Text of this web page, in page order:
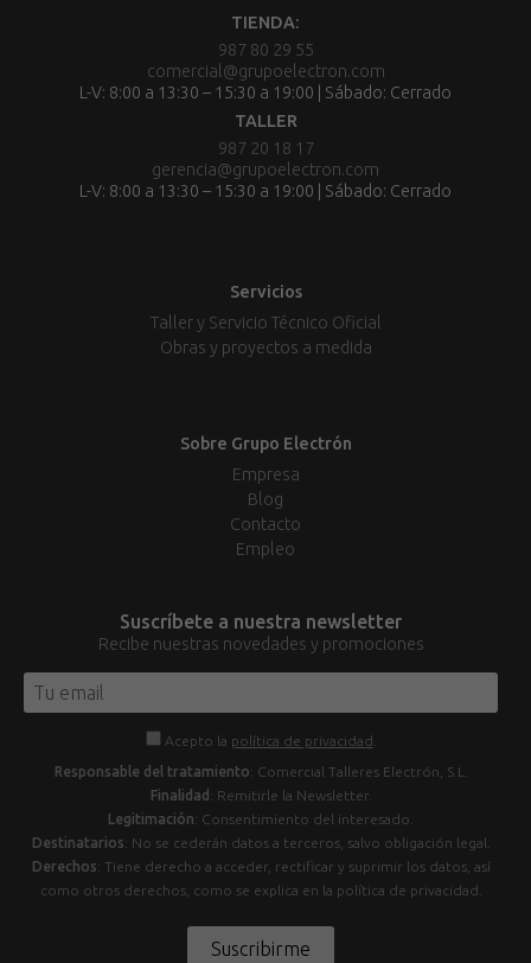
TIENDA:
987 80 29 55
comercial@grupoelectron.com
L-V: 8:00 a 13:30 – 15:30 a 19:00 | Sábado: Cerrado
TALLER
987 20 18 17
gerencia@grupoelectron.com
L-V: 8:00 a 13:30 – 15:30 a 19:00 | Sábado: Cerrado
Servicios
Taller y Servicio Técnico Oficial
Obras y proyectos a medida
Sobre Grupo Electrón
Empresa
Blog
Contacto
Empleo
Suscríbete a nuestra newsletter
Recibe nuestras novedades y promociones
Acepto la política de privacidad
Responsable del tratamiento: Comercial Talleres Electrón, S.L.
Finalidad : Remitirle la Newsletter.
Legitimación: Consentimiento del interesado.
Destinatarios: No se cederán datos a terceros, salvo obligación legal.
Derechos: Tiene derecho a acceder, rectificar y suprimir los datos, así
como otros derechos, como se explica en la política de privacidad.
Suscribirme